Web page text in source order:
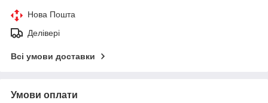
Нова Пошта
Делівері
Всі умови доставки
Умови оплати